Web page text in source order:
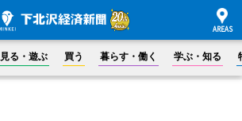
見る・遊ぶ 買う 暮らす・働く 学ぶ・知る